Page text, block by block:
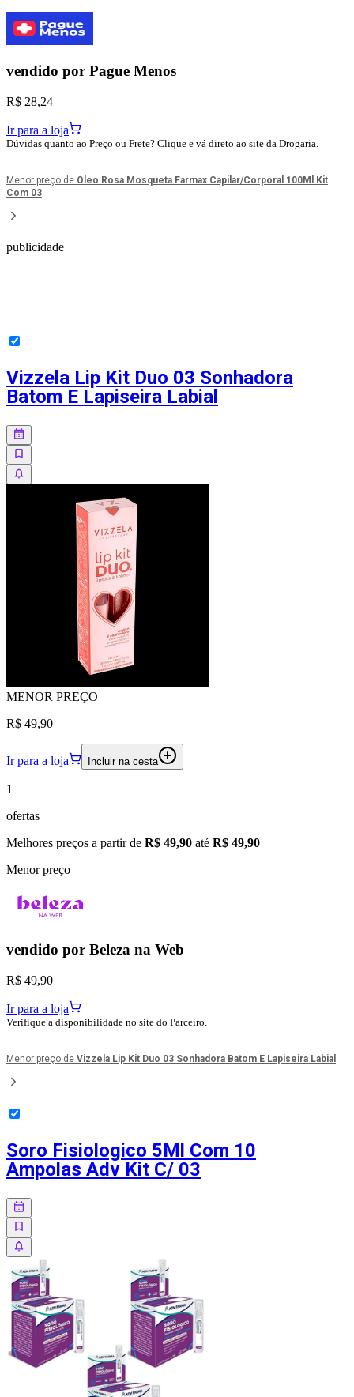
vendido por Pague Menos
R$ 28,24
Ir para a loja
Dúvidas quanto ao Preço ou Frete? Clique e vá direto ao site da Drogaria.
Menor preço de Oleo Rosa Mosqueta Farmax Capilar/Corporal 100Ml Kit
Com 03
publicidade
Vizzela Lip Kit Duo 03 Sonhadora
Batom E Lapiseira Labial
MENOR PREÇO
R$ 49,90
Ir para a loja Incluir na cesta
1
ofertas
Melhores preços a partir de R$ 49,90 até R$ 49,90
Menor preço
vendido por Beleza na Web
R$ 49,90
Ir para a loja
Verifique a disponibilidade no site do Parceiro.
Menor preço de Vizzela Lip Kit Duo 03 Sonhadora Batom E Lapiseira Labial
Soro Fisiologico 5Ml Com 10
Ampolas Adv Kit C/ 03